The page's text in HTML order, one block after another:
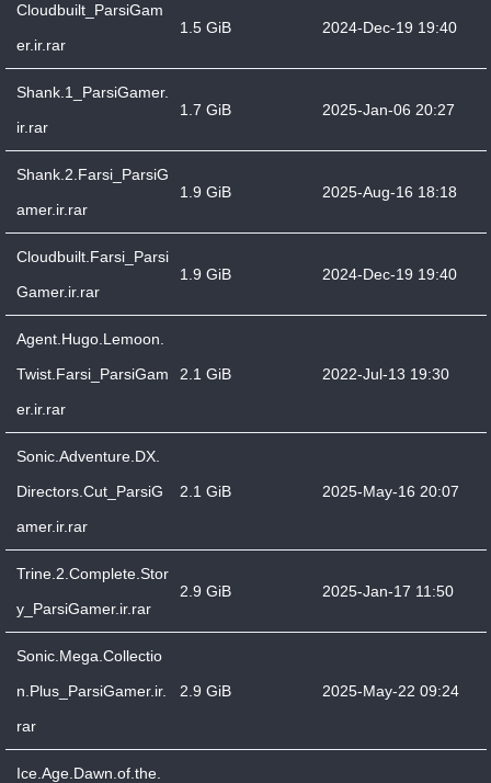
Cloudbuilt_ParsiGam
er.ir.rar
1.5 GiB 2024-Dec-19 19:40
Shank.1_ParsiGamer.
ir.rar
1.7 GiB 2025-Jan-06 20:27
Shank.2.Farsi_ParsiG
amer.ir.rar
1.9 GiB 2025-Aug-16 18:18
Cloudbuilt.Farsi_Parsi
Gamer.ir.rar
1.9 GiB 2024-Dec-19 19:40
Agent.Hugo.Lemoon.
Twist.Farsi_ParsiGam
er.ir.rar
2.1 GiB 2022-Jul-13 19:30
Sonic.Adventure.DX.
Directors.Cut_ParsiG
amer.ir.rar
2.1 GiB 2025-May-16 20:07
Trine.2.Complete.Stor
y_ParsiGamer.ir.rar
2.9 GiB 2025-Jan-17 11:50
Sonic.Mega.Collectio
n.Plus_ParsiGamer.ir.
rar
2.9 GiB 2025-May-22 09:24
Ice.Age.Dawn.of.the.